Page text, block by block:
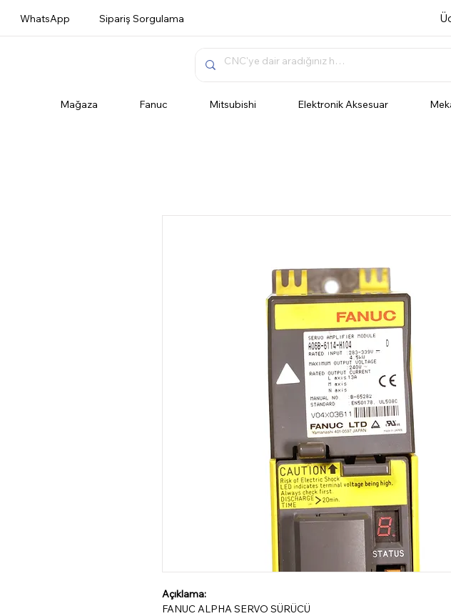
WhatsApp Sipariş Sorgulama
Mağaza Fanuc Mitsubishi Elektronik Aksesuar
Açıklama:
FANUC ALPHA SERVO SÜRÜCÜ